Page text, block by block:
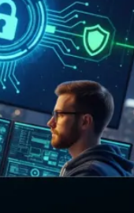
Moda
Bakım
Basın Yayın
Dernekler ve Birlikler